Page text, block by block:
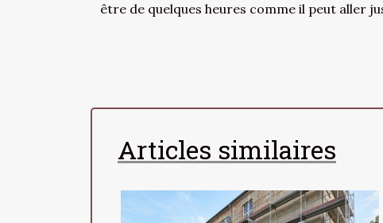
être de quelques heures comme il peut aller
Articles similaires